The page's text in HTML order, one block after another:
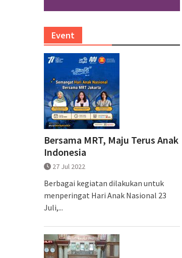
Event
Bersama MRT, Maju Terus Anak
Indonesia
27 Jul 2022
Berbagai kegiatan dilakukan untuk
menperingat Hari Anak Nasional 23
Juli,...